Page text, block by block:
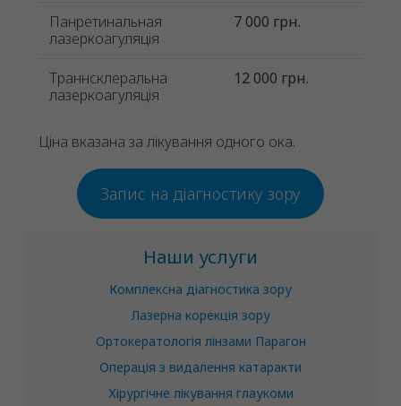
Панретинальная
лазеркоагуляція
7 000 грн.
Траннсклеральна
лазеркоагуляція
12 000 грн.
Ціна вказана за лікування одного ока.
Запис на діагностику зору
Наши услуги
Комплексна діагностика зору
Лазерна корекція зору
Ортокератологія лінзами Парагон
Операція з видалення катаракти
Хірургічне лікування глаукоми